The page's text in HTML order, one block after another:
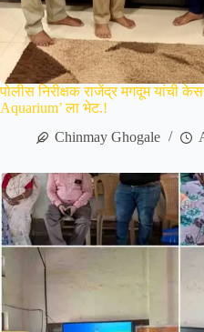
पोलीस निरीक्षक राजेंद्र मगदूम यांची
Aquarium’ ला भेट.!
Chinmay Ghogale